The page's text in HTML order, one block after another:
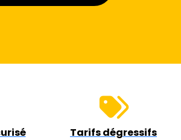
Tarifs dégressifs